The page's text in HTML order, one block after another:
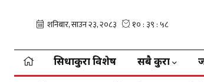
सिधाकुरा विशेष सबै कुरा